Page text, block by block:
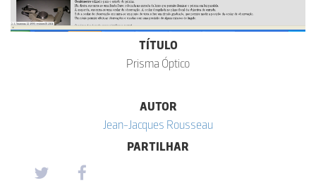
TÍTULO
Prisma Óptico
AUTOR
Jean-Jacques Rousseau
PARTILHAR